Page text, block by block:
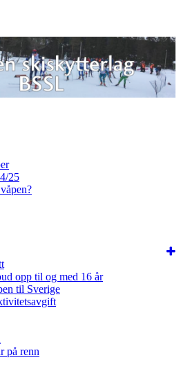
25
opp til og med 16 år
til Sverige
på renn